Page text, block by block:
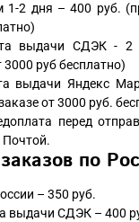
1-2 дня – 400 руб.
выдачи СДЭК - 2
3000 руб бесплатно)
выдачи Яндекс
от 3000 руб.
перед
по
– 350 руб.
выдачи СДЭК – 400